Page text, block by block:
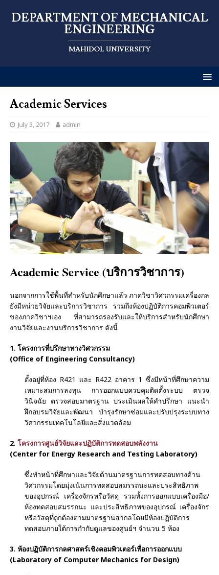
DEPARTMENT OF MECHANICAL
ENGINEERING
MAHIDOL UNIVERSITY
Academic Services
July 3, 2017 admin
Academic Service (บริการวิชาการ)
นอกจากการใช้พื้นที่สำหรับนักศึกษาแล้ว ภาควิชาวิศวกรรมเครื่องกล
ยังมีหน่วยวิจัยและบริการวิชาการ รวมถึงห้องปฏิบัติการคอมพิวเตอร์
ของภาควิชาฯเอง ที่สามารถรองรับและให้บริการสำหรับนักศึกษา
งานวิจัยและงานบริการวิชาการ ดังนี้
1. โครงการที่ปรึกษาทางวิศวกรรม
(Office of Engineering Consultancy)
ตั้งอยู่ที่ห้อง R421 และ R422 อาคาร 1 ซึ่งมีหน้าที่ศึกษาความ
เหมาะสมการลงทุน การออกแบบควบคุมติดตั้งระบบ ตรวจ
วินิจฉัย ตรวจสอบมาตรฐาน ประเมินผลให้คำปรึกษา แนะนำ
ฝึกอบรมวิจัยและพัฒนา บำรุงรักษาซ่อมและปรับปรุงระบบทาง
วิศวกรรมเทคโนโลยีและสิ่งแวดล้อม
2. โครงการศูนย์วิจัยและปฏิบัติการทดสอบพลังงาน
(Center for Energy Research and Testing Laboratory)
ซึ่งทำหน้าที่ศึกษาและวิจัยด้านมาตรฐานการทดสอบทางด้าน
วิศวกรรมโดยมุ่งเน้นการทดสอบสมรรถนะและประสิทธิภาพ
ของอุปกรณ์ เครื่องจักรหรือวัสดุ รวมทั้งการออกแบบเครื่องมือ/
ห้องทดสอบสมรรถนะ และประสิทธิภาพของอุปกรณ์ เครื่องจักร
หรือวัสดุที่ถูกต้องตามมาตรฐานสากลโดยมีห้องปฏิบัติการ
ทดสอบภายใต้การกำกับดูแลของศูนย์ฯ จำนวน 5 ห้อง
3. ห้องปฏิบัติการกลศาสตร์เชิงคอมพิวเตอร์เพื่อการออกแบบ
(Laboratory of Computer Mechanics for Design)